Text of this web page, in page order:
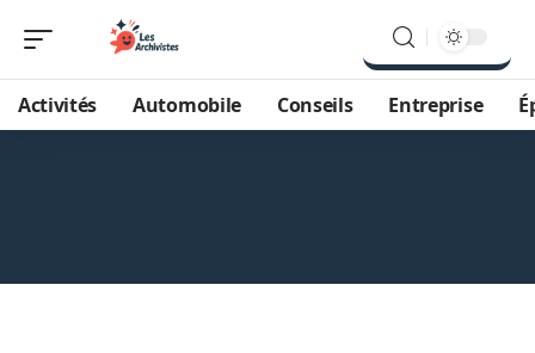
Activités Automobile Conseils Entreprise